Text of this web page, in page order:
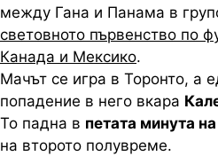
между Гана и Панама в
световното първенство по
Канада и Мексико.
Мачът се игра в Торонто, а
попадение в него вкара
То падна в петата минута
на второто полувреме.